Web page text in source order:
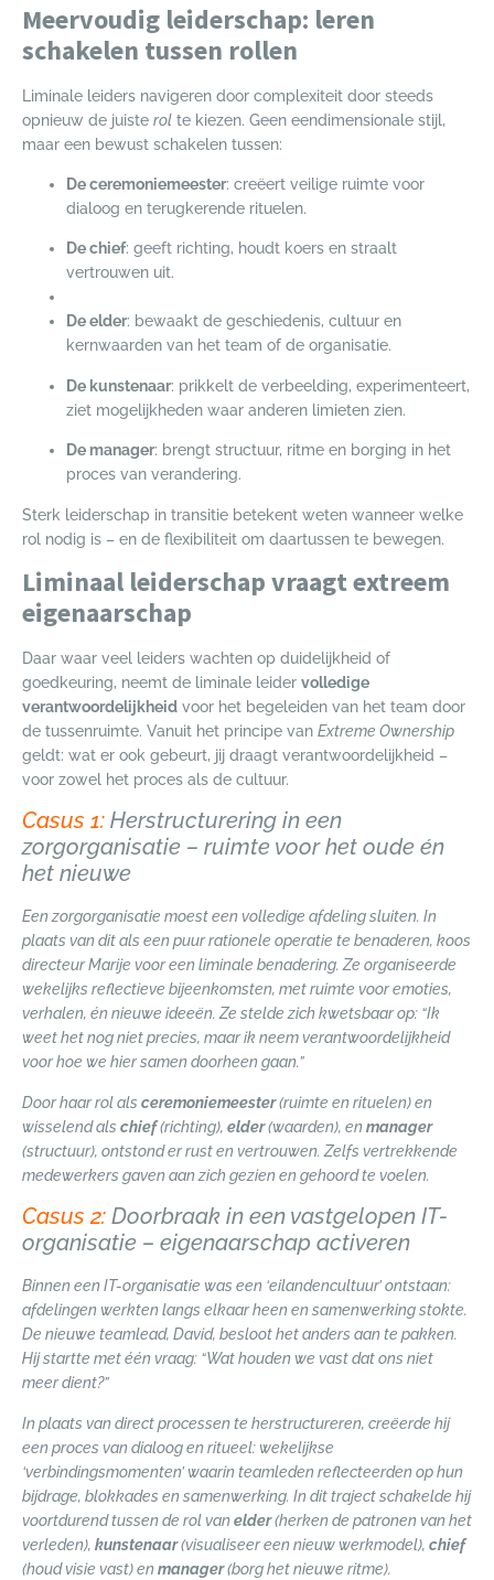
Meervoudig leiderschap: leren
schakelen tussen rollen
Liminale leiders navigeren door complexiteit door steeds
opnieuw de juiste rol te kiezen. Geen eendimensionale stijl,
maar een bewust schakelen tussen:
De ceremoniemeester: creëert veilige ruimte voor
dialoog en terugkerende rituelen.
De chief: geeft richting, houdt koers en straalt
vertrouwen uit.
De elder: bewaakt de geschiedenis, cultuur en
kernwaarden van het team of de organisatie.
De kunstenaar: prikkelt de verbeelding, experimenteert,
ziet mogelijkheden waar anderen limieten zien.
De manager: brengt structuur, ritme en borging in het
proces van verandering.
Sterk leiderschap in transitie betekent weten wanneer welke
rol nodig is – en de flexibiliteit om daartussen te bewegen.
Liminaal leiderschap vraagt extreem
eigenaarschap
Daar waar veel leiders wachten op duidelijkheid of
goedkeuring, neemt de liminale leider volledige
verantwoordelijkheid voor het begeleiden van het team door
de tussenruimte. Vanuit het principe van Extreme Ownership
geldt: wat er ook gebeurt, jij draagt verantwoordelijkheid –
voor zowel het proces als de cultuur.
Casus 1: Herstructurering in een
zorgorganisatie – ruimte voor het oude én
het nieuwe
Een zorgorganisatie moest een volledige afdeling sluiten. In
plaats van dit als een puur rationele operatie te benaderen, koos
directeur Marije voor een liminale benadering. Ze organiseerde
wekelijks reflectieve bijeenkomsten, met ruimte voor emoties,
verhalen, én nieuwe ideeën. Ze stelde zich kwetsbaar op: “Ik
weet het nog niet precies, maar ik neem verantwoordelijkheid
voor hoe we hier samen doorheen gaan.”
Door haar rol als ceremoniemeester(ruimte en rituelen) en
wisselend als chief(richting), elder(waarden), enmanager
(structuur), ontstond er rust en vertrouwen. Zelfs vertrekkende
medewerkers gaven aan zich gezien en gehoord te voelen.
Casus 2: Doorbraak in een vastgelopen IT-
organisatie – eigenaarschap activeren
Binnen een IT-organisatie was een ‘eilandencultuur’ ontstaan:
afdelingen werkten langs elkaar heen en samenwerking stokte.
De nieuwe teamlead, David, besloot het anders aan te pakken.
Hij startte met één vraag: “Wat houden we vast dat ons niet
meer dient?”
In plaats van direct processen te herstructureren, creëerde hij
een proces van dialoog en ritueel: wekelijkse
‘verbindingsmomenten’ waarin teamleden reflecteerden op hun
bijdrage, blokkades en samenwerking. In dit traject schakelde hij
voortdurend tussen de rol vanelder(herken de patronen van het
verleden), kunstenaar(visualiseer een nieuw werkmodel), chief
(houd visie vast) enmanager(borg het nieuwe ritme).